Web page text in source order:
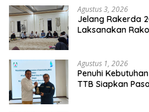
Agustus 3, 2026
Jelang Rakerda
Laksanakan
Agustus 1, 2026
Penuhi
TTB Siapkan